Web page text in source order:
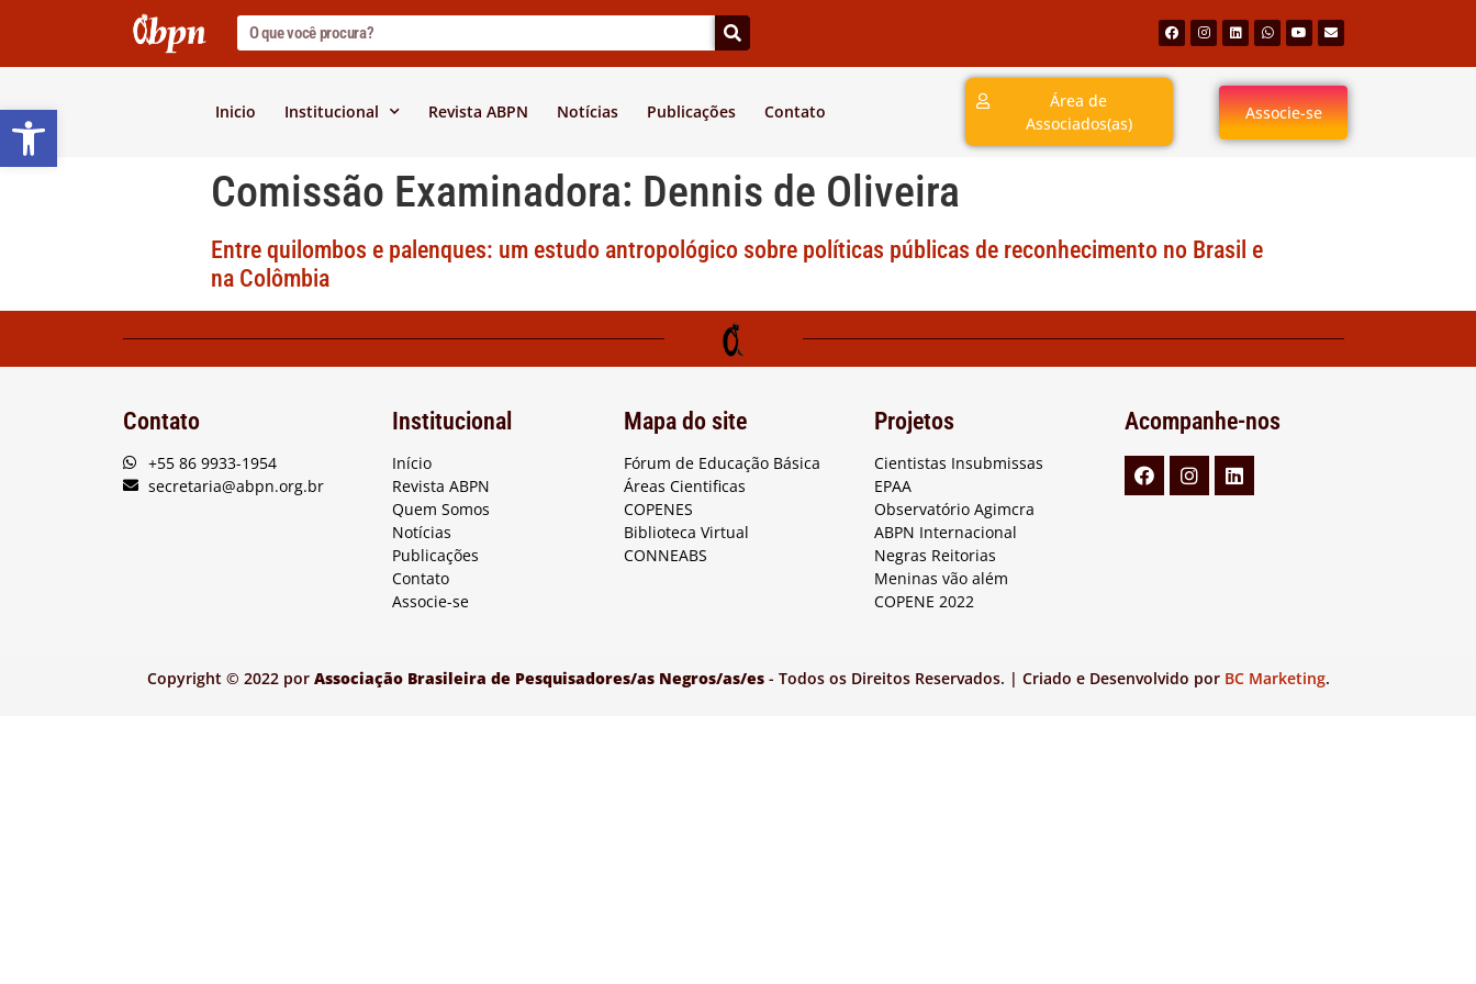
Barra de Ferramentas Aberta
Inicio Institucional Revista ABPN Notícias Publicações Contato
Área de
Associados(as)
Associe-se
Comissão Examinadora: Dennis de Oliveira
Entre quilombos e palenques: um estudo antropológico sobre políticas públicas de reconhecimento no Brasil e
na Colômbia
Contato
+55 86 9933-1954
secretaria@abpn.org.br
Institucional
Início
Revista ABPN
Quem Somos
Notícias
Publicações
Contato
Associe-se
Mapa do site
Fórum de Educação Básica
Áreas Cientificas
COPENES
Biblioteca Virtual
CONNEABS
Projetos
Cientistas Insubmissas
EPAA
Observatório Agimcra
ABPN Internacional
Negras Reitorias
Meninas vão além
COPENE 2022
Acompanhe-nos
Copyright © 2022 por Associação Brasileira de Pesquisadores/as Negros/as/es- Todos os Direitos Reservados. | Criado e Desenvolvido por BC Marketing.